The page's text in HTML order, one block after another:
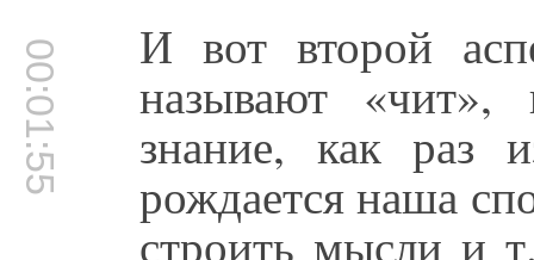
00:01:55 И вот второй
называют
знание, как раз
рождается наша
строить мысли и